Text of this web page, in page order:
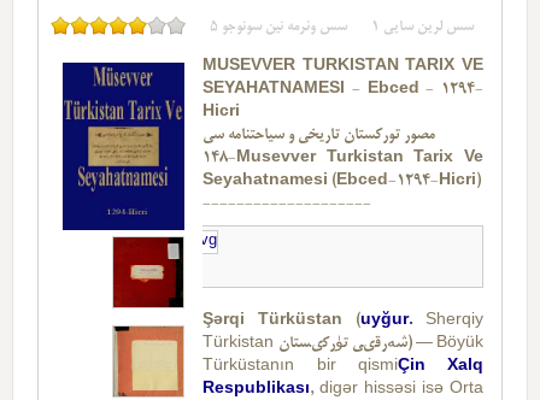
سس لرین سایی 1 سس وئرمه نین سونوجو 5
MÜSEVVER TÜRKISTAN TARIX VE
SEYAHATNAMESI - Ebced - 1294-
Hicri
مصور تورکستان تاریخی و سیاحتنامه سی
148-Musevver Turkistan Tarix Ve
Seyahatnamesi (Ebced-1294-Hicri)
--------------------
Şərqi Türküstan (uyğur. Sherqiy
Türkistan شەرقىي تۈركىستان) — Böyük
Türküstanın bir qismiÇin Xalq
Respublikası, digər hissəsi isə Orta